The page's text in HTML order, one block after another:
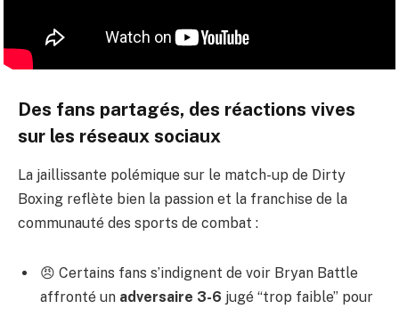
Des fans partagés, des réactions vives
sur les réseaux sociaux
La jaillissante polémique sur le match-up de Dirty
Boxing reflète bien la passion et la franchise de la
communauté des sports de combat :
😠 Certains fans s’indignent de voir Bryan Battle
affronté un adversaire 3-6 jugé “trop faible” pour